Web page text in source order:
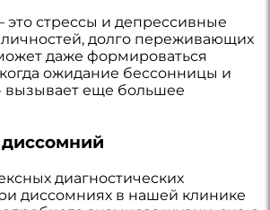
стрессы и депрессивные
личностей, долго переживающих
даже формироваться
ожидание бессонницы и
вызывает еще большее
диагностических
диссомниях в нашей клинике